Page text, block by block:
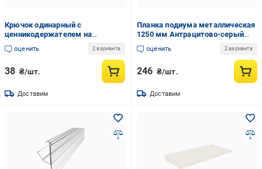
Крючок одинарный с
ценникодержателем на
перфорацию 200 мм
Антрацитово-серый (23-4-5)
оценить 2 варианта
38 ₴/шт.
Доставим
Планка подиума металлическая
1250 мм Антрацитово-серый
(24-5-5)
оценить 2 варианта
246 ₴/шт.
Доставим